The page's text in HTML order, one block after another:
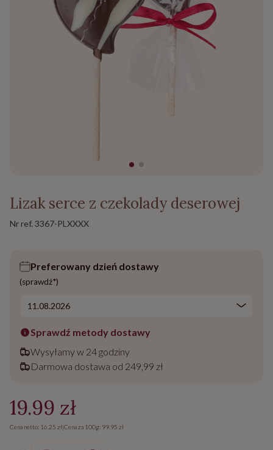
Lizak serce z czekolady deserowej
Nr ref. 3367-PLXXXX
Preferowany dzień dostawy
(sprawdź*)
Sprawdź metody dostawy
Wysyłamy w 24 godziny
Darmowa dostawa od 249,99 zł
19.99 zł
Cena netto: 16.25 zł|Cena za 100g: 99.95 zł